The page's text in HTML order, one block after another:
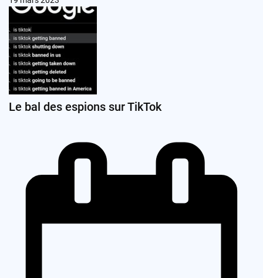
Le bal des espions sur TikTok